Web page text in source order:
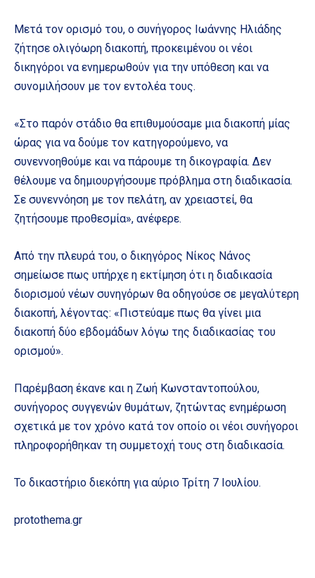
Μετά τον ορισμό του, ο συνήγορος Ιωάννης Ηλιάδης
ζήτησε ολιγόωρη διακοπή, προκειμένου οι νέοι
δικηγόροι να ενημερωθούν για την υπόθεση και να
συνομιλήσουν με τον εντολέα τους.
«Στο παρόν στάδιο θα επιθυμούσαμε μια διακοπή μίας
ώρας για να δούμε τον κατηγορούμενο, να
συνεννοηθούμε και να πάρουμε τη δικογραφία. Δεν
θέλουμε να δημιουργήσουμε πρόβλημα στη διαδικασία.
Σε συνεννόηση με τον πελάτη, αν χρειαστεί, θα
ζητήσουμε προθεσμία», ανέφερε.
Από την πλευρά του, ο δικηγόρος Νίκος Νάνος
σημείωσε πως υπήρχε η εκτίμηση ότι η διαδικασία
διορισμού νέων συνηγόρων θα οδηγούσε σε μεγαλύτερη
διακοπή, λέγοντας: «Πιστεύαμε πως θα γίνει μια
διακοπή δύο εβδομάδων λόγω της διαδικασίας του
ορισμού».
Παρέμβαση έκανε και η Ζωή Κωνσταντοπούλου,
συνήγορος συγγενών θυμάτων, ζητώντας ενημέρωση
σχετικά με τον χρόνο κατά τον οποίο οι νέοι συνήγοροι
πληροφορήθηκαν τη συμμετοχή τους στη διαδικασία.
Το δικαστήριο διεκόπη για αύριο Τρίτη 7 Ιουλίου.
protothema.gr